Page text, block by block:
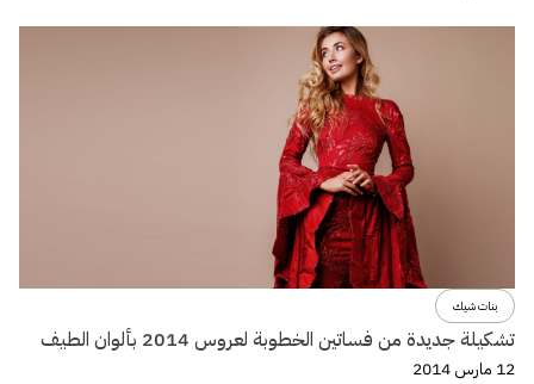
بنات شيك
تشكيلة جديدة من فساتين الخطوبة لعروس 2014 بألوان الطيف
12 مارس 2014